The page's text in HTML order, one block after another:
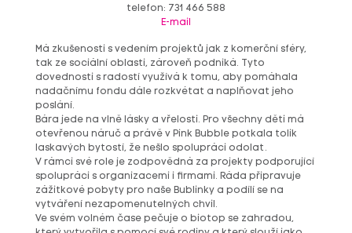
telefon: 731 466 588
E-mail
Má zkušenosti s vedením projektů jak z komerční sféry,
tak ze sociální oblasti, zároveň podniká. Tyto
dovednosti s radostí využívá k tomu, aby pomáhala
nadačnímu fondu dále rozkvétat a naplňovat jeho
poslání.
Bára jede na vlně lásky a vřelosti. Pro všechny děti má
otevřenou náruč a právě v Pink Bubble potkala tolik
laskavých bytostí, že nešlo spolupráci odolat.
V rámci své role je zodpovědná za projekty podporující
spolupráci s organizacemi i firmami. Ráda připravuje
zážitkové pobyty pro naše Bublinky a podílí se na
vytváření nezapomenutelných chvil.
Ve svém volném čase pečuje o biotop se zahradou,